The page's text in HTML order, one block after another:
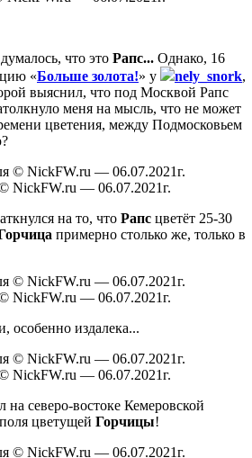
что это Рапс... Однако, 16
«Больше золота!» у nely_snork,
выяснил, что под Москвой Рапс
меня на мысль, что не может
цветения, между Подмосковьем
NickFW.ru — 06.07.2021г.
на то, что Рапс цветёт 25-30
примерно столько же, только в
NickFW.ru — 06.07.2021г.
особенно издалека...
NickFW.ru — 06.07.2021г.
северо-востоке Кемеровской
цветущей Горчицы!